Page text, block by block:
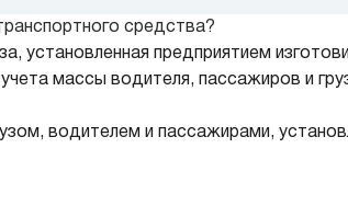
средства?
установленная предприятием
массы водителя, пассажиров и
водителем и пассажирами,